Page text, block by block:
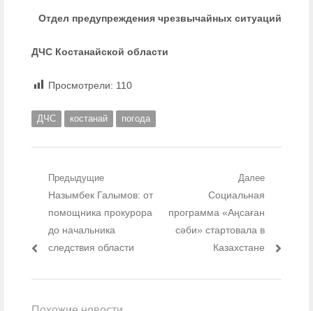
Отдел предупреждения чрезвычайных ситуаций
ДЧС Костанайской области
Просмотрели: 110
ДЧС костанай погода
Навигация по записям
Предыдущие
Предыдущий пост:
Назымбек Галымов: от
помощника прокурора
до начальника
следствия области
Далее
Следующий
пост:
Социальная
программа «Аңсаған
сәби» стартовала в
Казахстане